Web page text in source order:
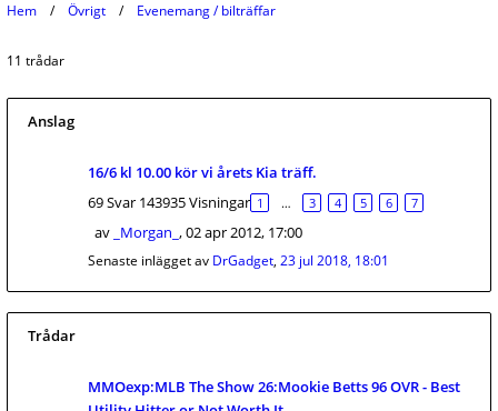
Hem Övrigt Evenemang / bilträffar
11 trådar
Anslag
16/6 kl 10.00 kör vi årets Kia träff.
69 Svar 143935 Visningar 1 … 3 4 5 6 7
av _Morgan_ ,02 apr 2012, 17:00
Senaste inlägget av DrGadget, 23 jul 2018, 18:01
Trådar
MMOexp:MLB The Show 26:Mookie Betts 96 OVR - Best